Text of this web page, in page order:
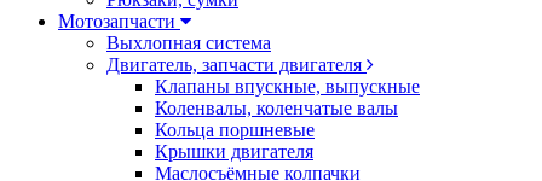
Мотозапчасти
Выхлопная система
Двигатель, запчасти двигателя
Клапаны впускные, выпускные
Коленвалы, коленчатые валы
Кольца поршневые
Крышки двигателя
Маслосъёмные колпачки